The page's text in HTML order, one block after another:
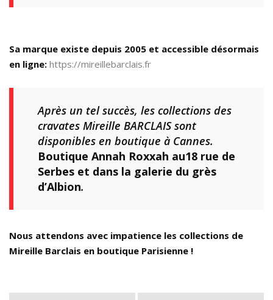
Sa marque existe depuis 2005 et accessible désormais
en ligne: https://mireillebarclais.fr
Après un tel succès, les collections des
cravates Mireille BARCLAIS sont
disponibles en boutique à Cannes.
Boutique Annah Roxxah au18 rue de
Serbes et dans la galerie du grès
d’Albion.
Nous attendons avec impatience les collections de
Mireille Barclais en boutique Parisienne !